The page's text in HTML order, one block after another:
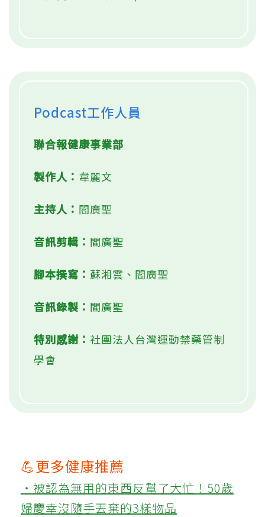
Podcast工作人員
聯合報健康事業部
製作人： 韋麗文
主持人： 閻廣聖
音訊剪輯： 閻廣聖
腳本撰寫： 蘇湘雲、閻廣聖
音訊錄製： 閻廣聖
特別感謝： 社團法人台灣運動禁藥管制
學會
💪更多健康推薦
‧被認為無用的東西反幫了大忙！50歲
婦慶幸沒隨手丟棄的3樣物品